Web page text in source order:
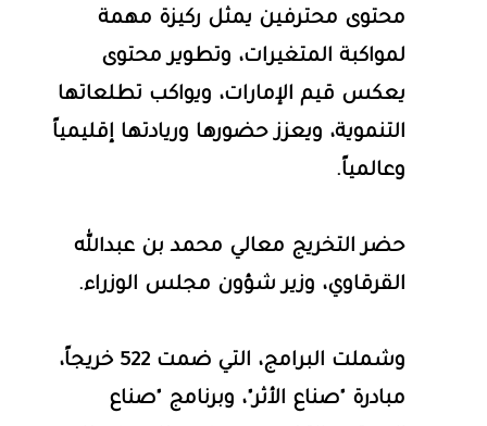
محتوى محترفين يمثل ركيزة مهمة
لمواكبة المتغيرات، وتطوير محتوى
يعكس قيم الإمارات، ويواكب تطلعاتها
التنموية، ويعزز حضورها وريادتها إقليمياً
وعالمياً.
حضر التخريج معالي محمد بن عبدالله
القرقاوي، وزير شؤون مجلس الوزراء.
وشملت البرامج، التي ضمت 522 خريجاً،
مبادرة "صناع الأثر"، وبرنامج "صناع